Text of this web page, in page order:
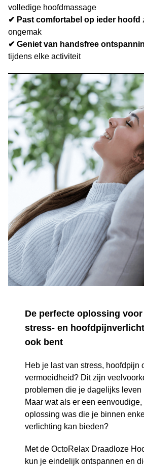
volledige hoofdmassage
✔ Past comfortabel op ieder hoofd
ongemak
✔ Geniet van handsfree
tijdens elke activiteit
De perfecte oplossing
stress- en
ook bent
Heb je last van stress, hoofdpijn
vermoeidheid? Dit zijn
problemen die je dagelijks leven
Maar wat als er een
oplossing was die je binnen
verlichting kan bieden?
Met de OctoRelax Draadloze
kun je eindelijk ontspannen en